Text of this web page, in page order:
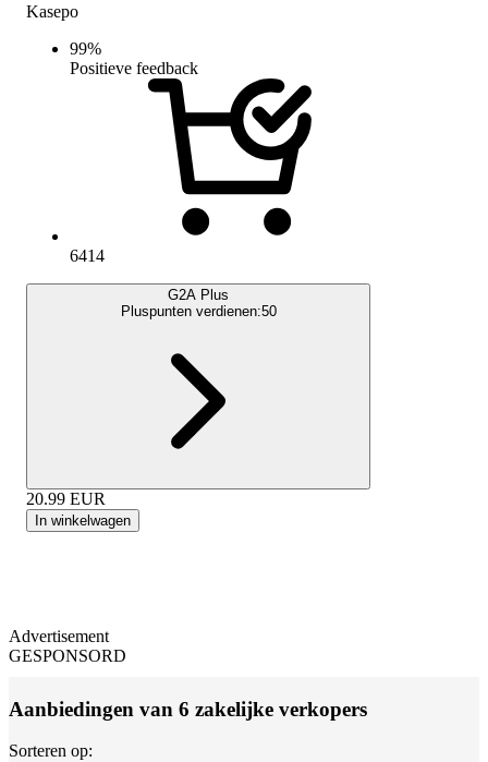
Kasepo
99%
Positieve feedback
6414
G2A Plus
Pluspunten verdienen:50
20.99 EUR
In winkelwagen
Advertisement
GESPONSORD
Aanbiedingen van 6 zakelijke verkopers
Sorteren op: